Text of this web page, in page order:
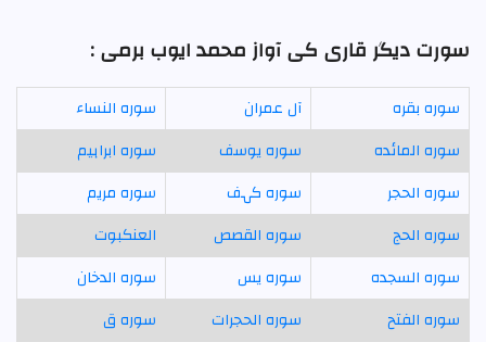
سورت دیگر قاری کی آواز محمد ایوب برمی :
سورہ بقرہ آل عمران
سورہ النساء
سورہ المائدہ
سورہ يوسف
سورہ ابراہیم
سورہ الحجر
سورہ کہف
سورہ مريم
سورہ الحج
سورہ القصص
العنكبوت
سورہ السجدہ
سورہ يس
سورہ الدخان
سورہ الفتح
سورہ الحجرات
سورہ ق